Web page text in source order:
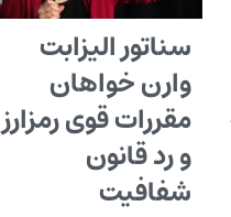
سناتور الیزابت
وارن خواهان
مقررات قوی رمزارز
و رد قانون
شفافیت